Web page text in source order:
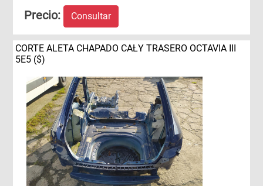
Precio: Consultar
CORTE ALETA CHAPADO CAŁY TRASERO OCTAVIA III
5E5 ($)